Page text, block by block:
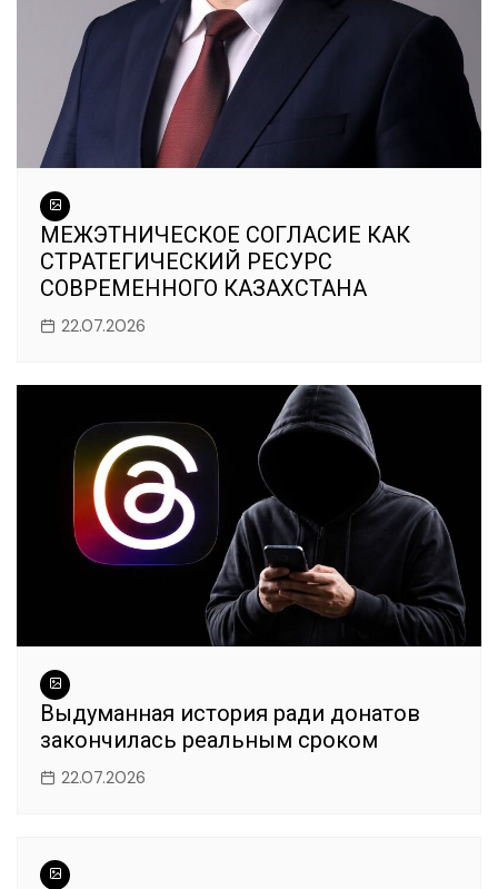
МЕЖЭТНИЧЕСКОЕ СОГЛАСИЕ КАК
СТРАТЕГИЧЕСКИЙ РЕСУРС
СОВРЕМЕННОГО КАЗАХСТАНА
22.07.2026
Выдуманная история ради донатов
закончилась реальным сроком
22.07.2026